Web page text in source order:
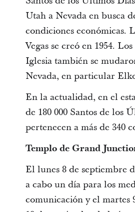
Utah a Nevada en busca
condiciones económicas.
Vegas se creó en 1954.
Iglesia también se
Nevada, en particular
En la actualidad, en el
de 180 000 Santos de los
pertenecen a más de 340
Templo de Grand
El lunes 8 de septiembre
a cabo un día para los
comunicación y el martes